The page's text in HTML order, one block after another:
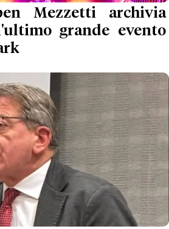
Mezzetti archivia
grande evento